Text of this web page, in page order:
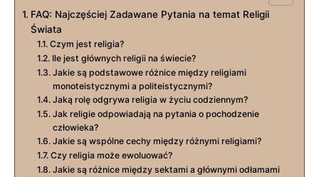
FAQ: Najczęściej Zadawane Pytania na temat Religii
Świata
Czym jest religia?
Ile jest głównych religii na świecie?
Jakie są podstawowe różnice między religiami
monoteistycznymi a politeistycznymi?
Jaką rolę odgrywa religia w życiu codziennym?
Jak religie odpowiadają na pytania o pochodzenie
człowieka?
Jakie są wspólne cechy między różnymi religiami?
Czy religia może ewoluować?
Jakie są różnice między sektami a głównymi odłamami